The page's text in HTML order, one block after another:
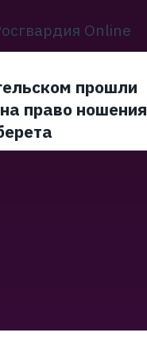
Online
прошли
право ношения